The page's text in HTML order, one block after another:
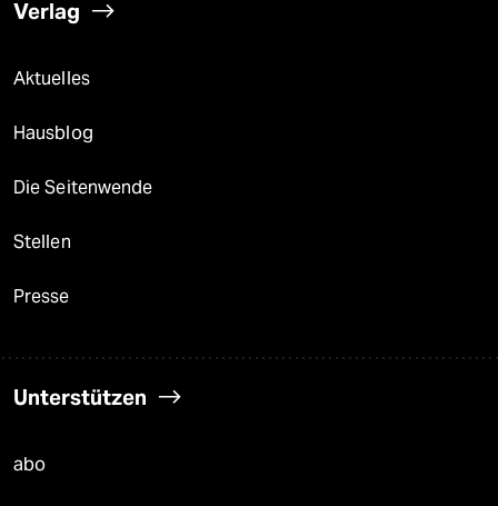
Verlag
Aktuelles
Hausblog
Die Seitenwende
Stellen
Presse
Unterstützen
abo